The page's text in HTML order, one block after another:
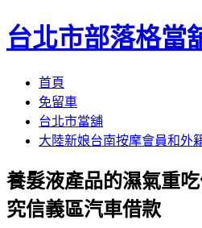
台北市部落格當
首頁
免留車
台北市當舖
大陸新娘台南按摩會員和外
養髮液產品的濕氣重
究信義區汽車借款